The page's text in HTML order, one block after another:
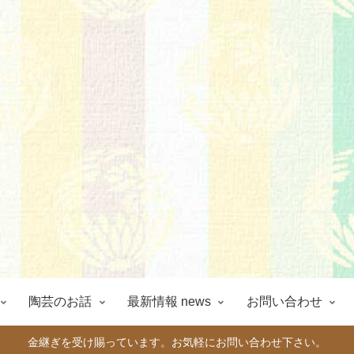
陶芸のお話 最新情報 news お問い合わせ
金継ぎを受け賜っています。お気軽にお問い合わせ下さい。